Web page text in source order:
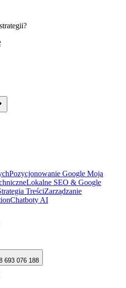
Pozycjonowanie Google Moja
Lokalne SEO & Google
TreściZarządzanie
Chatboty AI
693 076 188